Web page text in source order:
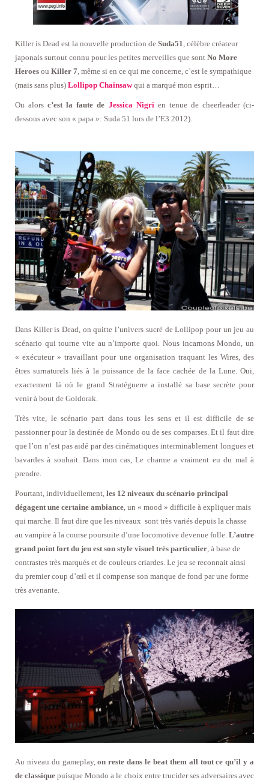
Killer is Dead est la nouvelle production de Suda51, célèbre créateur
japonais surtout connu pour les petites merveilles que sont No More
Heroes ou Killer 7, même si en ce qui me concerne, c’est le sympathique
(mais sans plus) Lollipop Chainsawqui a marqué mon esprit…
Ou alorsc’est la faute de Jessica Nigrien tenue de cheerleader (ci-
dessous avec son « papa »: Suda 51 lors de l’E3 2012).
Dans Killer is Dead, on quitte l’univers sucré de Lollipop pour un jeu au
scénario qui tourne vite au n’importe quoi. Nous incarnons Mondo, un
« exécuteur » travaillant pour une organisation traquant les Wires, des
êtres surnaturels liés à la puissance de la face cachée de la Lune. Oui,
exactement là où le grand Stratéguerre a installé sa base secrète pour
venir à bout de Goldorak.
Très vite, le scénario part dans tous les sens et il est difficile de se
passionner pour la destinée de Mondo ou de ses comparses. Et il faut dire
que l’on n’est pas aidé par des cinématiques interminablement longues et
bavardes à souhait. Dans mon cas, Le charme a vraiment eu du mal à
prendre.
Pourtant, individuellement, les 12 niveaux du scénario principal
dégagent une certaine ambiance , un « mood » difficile à expliquer mais
qui marche. Il faut dire que les niveaux sont très variés depuis la chasse
au vampire à la course poursuite d’une locomotive devenue folle. L’autre
grand point fort du jeu est son style visuel très particulier , à base de
contrastes très marqués et de couleurs criardes. Le jeu se reconnait ainsi
du premier coup d’œil et il compense son manque de fond par une forme
très avenante.
Au niveau du gameplay,on reste dans le beat them all tout ce qu’il y a
de classique puisque Mondo a le choix entre trucider ses adversaires avec